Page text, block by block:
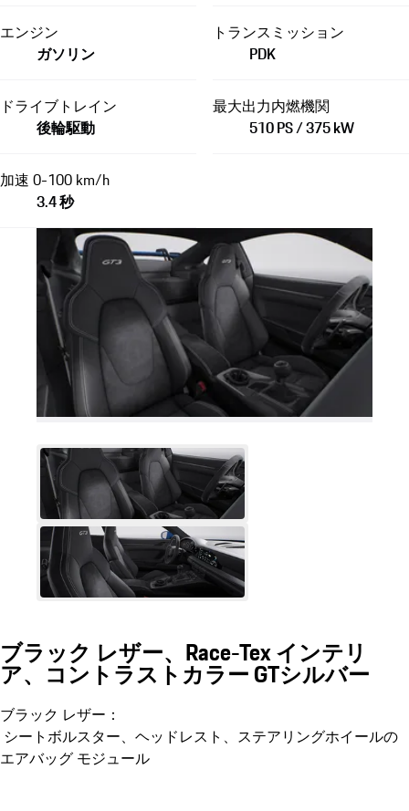
エンジン
ガソリン
トランスミッション
PDK
ドライブトレイン
後輪駆動
最大出力内燃機関
510 PS / 375 kW
加速 0-100 km/h
3.4 秒
ブラック レザー、Race-Tex インテリ
ア、コントラストカラー GTシルバー
ブラック レザー：
シートボルスター、ヘッドレスト、ステアリングホイールの
エアバッグ モジュール